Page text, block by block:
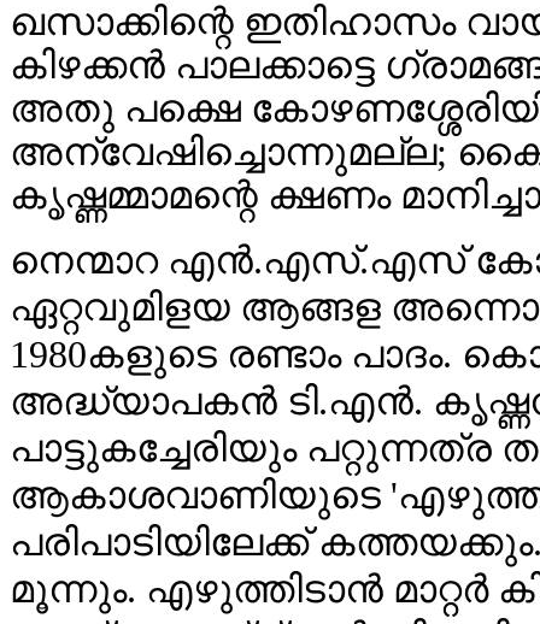
ഖസാക്കിന്റെ ഇതിഹാസം
കിഴക്കൻ പാലക്കാട്ടെ
അതു പക്ഷെ
അന്വേഷിച്ചൊന്നുമല്ല;
കൃഷ്ണമ്മാമന്റെ ക്ഷണം
നെന്മാറ എൻ.എസ്.എസ്
ഏറ്റവുമിളയ ആങ്ങള
1980കളുടെ രണ്ടാം പാദം.
അദ്ധ്യാപകൻ ടി.എൻ.
പാട്ടുകച്ചേരിയും
ആകാശവാണിയുടെ
പരിപാടിയിലേക്ക്
മൂന്നും. എഴുത്തിടാൻ മാറ്റർ